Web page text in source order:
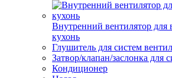
Внутренний вентилятор для
кухонь
Глушитель для систем
Затвор/клапан/заслонка для
Кондиционер